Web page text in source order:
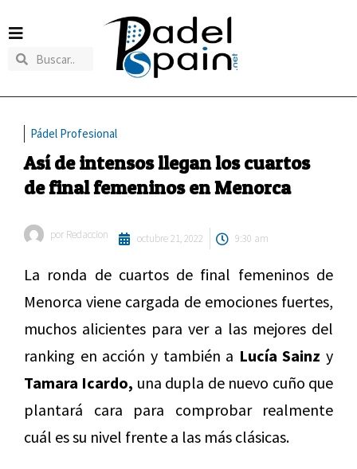
Pádel Profesional
Así de intensos llegan los cuartos
de final femeninos en Menorca
por Redaccion octubre 21, 2022 9:30 am
La ronda de cuartos de final femeninos de
Menorca viene cargada de emociones fuertes,
muchos alicientes para ver a las mejores del
ranking en acción y también a Lucía Sainz y
Tamara Icardo, una dupla de nuevo cuño que
plantará cara para comprobar realmente
cuál es su nivel frente a las más clásicas.